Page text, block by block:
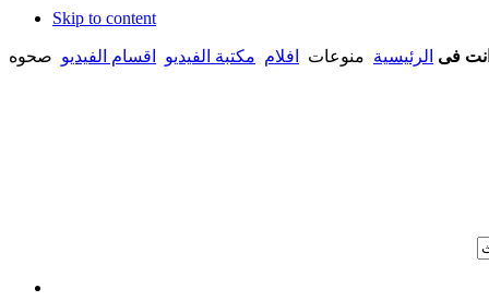
Skip to content
انت فى الرئيسية منوعات افلام مكتبة الفيديو اقسام الفيديو صحوه